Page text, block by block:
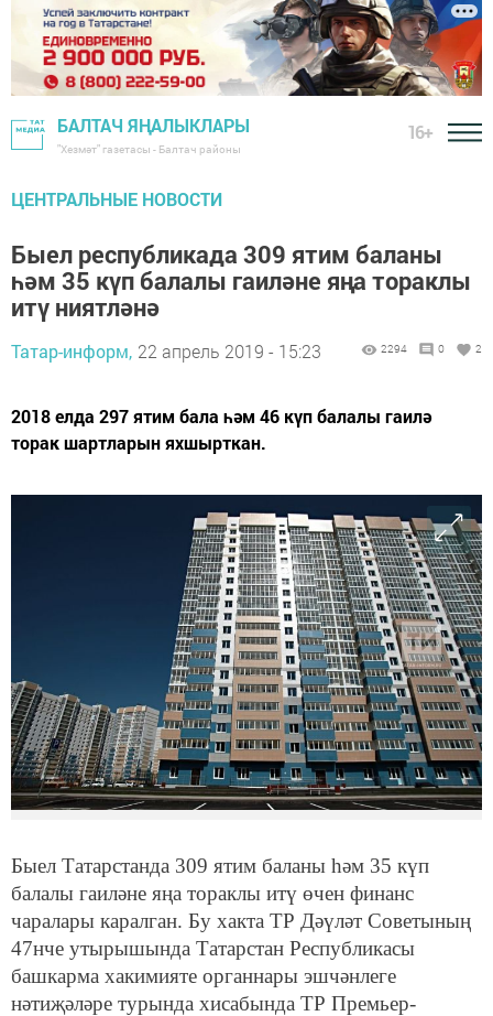
БАЛТАЧ ЯҢАЛЫКЛАРЫ
"Хезмәт" газетасы - Балтач районы
16+
ЦЕНТРАЛЬНЫЕ НОВОСТИ
Быел республикада 309 ятим баланы
һәм 35 күп балалы гаиләне яңа тораклы
итү ниятләнә
Татар-информ, 22 апрель 2019 - 15:23 2294 0 2
2018 елда 297 ятим бала һәм 46 күп балалы гаилә
торак шартларын яхшырткан.
Быел Татарстанда 309 ятим баланы һәм 35 күп
балалы гаиләне яңа тораклы итү өчен финанс
чаралары каралган. Бу хакта ТР Дәүләт Советының
47нче утырышында Татарстан Республикасы
башкарма хакимияте органнары эшчәнлеге
нәтиҗәләре турында хисабында ТР Премьер-